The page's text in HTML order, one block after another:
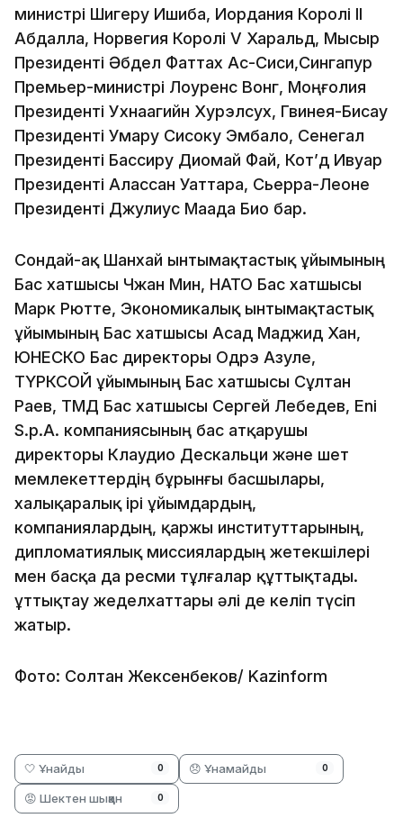
министрі Шигеру Ишиба, Иордания Королі II
Абдалла, Норвегия Королі V Харальд, Мысыр
Президенті Әбдел Фаттах Ас-Сиси,Сингапур
Премьер-министрі Лоуренс Вонг, Моңғолия
Президенті Ухнаагийн Хурэлсух, Гвинея-Бисау
Президенті Умару Сисоку Эмбало, Сенегал
Президенті Бассиру Диомай Фай, Кот’д Ивуар
Президенті Алассан Уаттара, Сьерра-Леоне
Президенті Джулиус Маада Био бар.
Сондай-ақ Шанхай ынтымақтастық ұйымының
Бас хатшысы Чжан Мин, НАТО Бас хатшысы
Марк Рютте, Экономикалық ынтымақтастық
ұйымының Бас хатшысы Асад Маджид Хан,
ЮНЕСКО Бас директоры Одрэ Азуле,
ТҮРКСОЙ ұйымының Бас хатшысы Сұлтан
Раев, ТМД Бас хатшысы Сергей Лебедев, Eni
S.p.A. компаниясының бас атқарушы
директоры Клаудио Дескальци және шет
мемлекеттердің бұрынғы басшылары,
халықаралық ірі ұйымдардың,
компаниялардың, қаржы институттарының,
дипломатиялық миссиялардың жетекшілері
мен басқа да ресми тұлғалар құттықтады.
Құттықтау жеделхаттары әлі де келіп түсіп
жатыр.
Фото: Солтан Жексенбеков/ Kazinform
🤍 Ұнайды 0 😞 Ұнамайды 0
😡 Шектен шыққан 0